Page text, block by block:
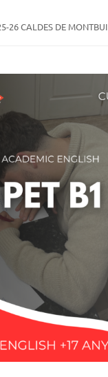
26 CALDES DE MONTBUI